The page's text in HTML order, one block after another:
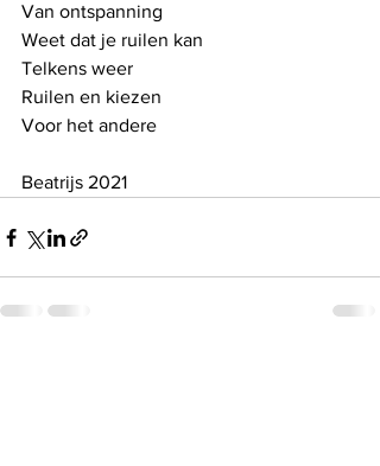
Van ontspanning
Weet dat je ruilen kan
Telkens weer
Ruilen en kiezen
Voor het andere
Beatrijs 2021